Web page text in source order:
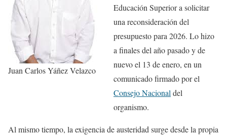
Juan Carlos Yáñez Velazco
Educación Superior a solicitar
una reconsideración del
presupuesto para 2026. Lo hizo
a finales del año pasado y de
nuevo el 13 de enero, en un
comunicado firmado por el
Consejo Nacional del
organismo.
Al mismo tiempo, la exigencia de austeridad surge desde la propia